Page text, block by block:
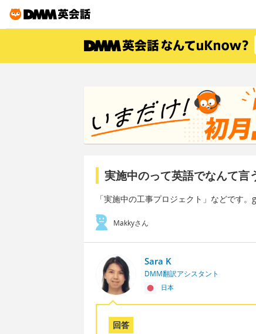
実施中のって英語でなんて言
「実施中の工事プロジェクト」などです
Makkyさん
Sara K
DMM翻訳アシスタント
日本
回答